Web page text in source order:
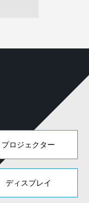
プロジェクター
ディスプレイ